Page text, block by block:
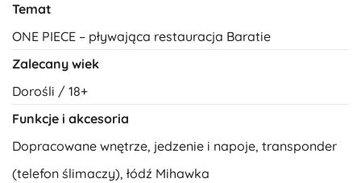
Temat
ONE PIECE – pływająca restauracja Baratie
Zalecany wiek
Dorośli / 18+
Funkcje i akcesoria
Dopracowane wnętrze, jedzenie i napoje, transponder
(telefon ślimaczy), łódź Mihawka